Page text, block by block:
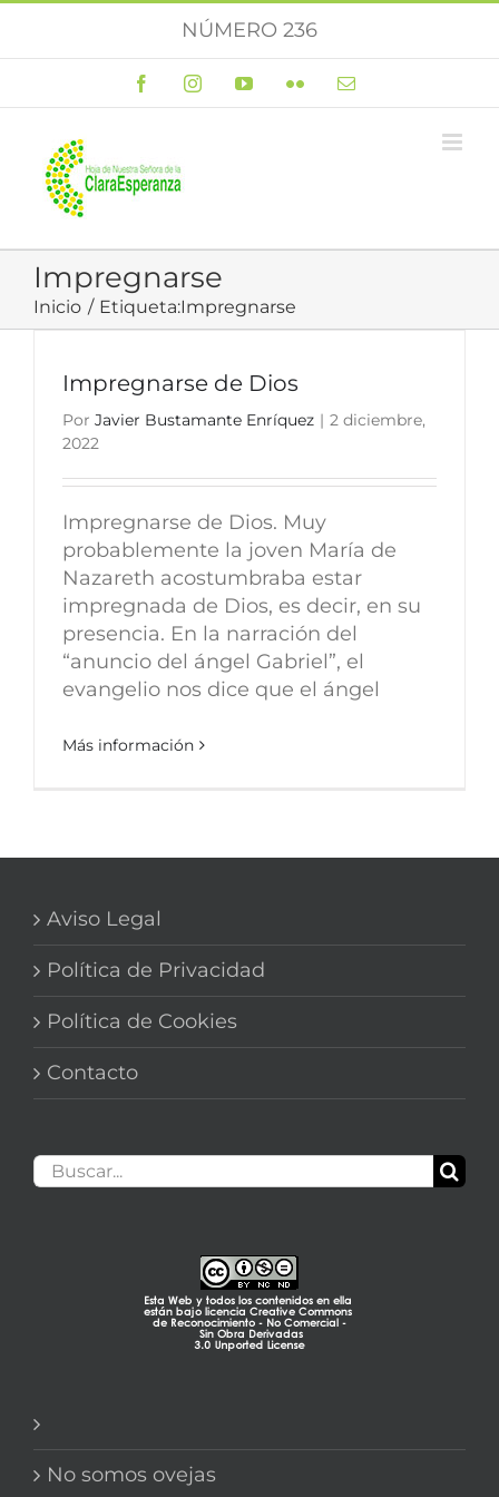
NÚMERO 236
FacebookInstagramYouTubeFlickr Correo
Impregnarse
Inicio Etiqueta:Impregnarse
Impregnarse de Dios
Por Javier Bustamante Enríquez | 2 diciembre,
2022
Impregnarse de Dios. Muy
probablemente la joven María de
Nazareth acostumbraba estar
impregnada de Dios, es decir, en su
presencia. En la narración del
“anuncio del ángel Gabriel”, el
evangelio nos dice que el ángel
Más información
Aviso Legal
Política de Privacidad
Política de Cookies
Contacto
Buscar:
No somos ovejas